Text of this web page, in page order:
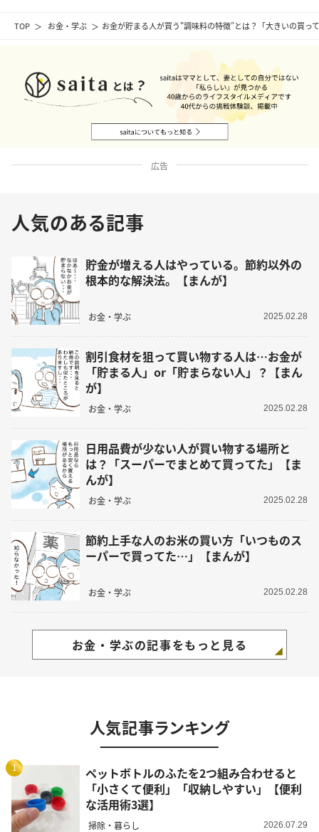
TOP お金・学ぶ お金が貯まる人が買う"調味料の特徴”とは？「大きいの買
広告
人気のある記事
貯金が増える人はやっている。節約以外の
根本的な解決法。【まんが】
お金・学ぶ 2025.02.28
割引食材を狙って買い物する人は…お金が
「貯まる人」or「貯まらない人」？【まん
が】
お金・学ぶ 2025.02.28
日用品費が少ない人が買い物する場所と
は？「スーパーでまとめて買ってた」【ま
んが】
お金・学ぶ 2025.02.28
節約上手な人のお米の買い方「いつものス
ーパーで買ってた…」【まんが】
お金・学ぶ 2025.02.28
お金・学ぶの記事をもっと見る
人気記事ランキング
1
ペットボトルのふたを2つ組み合わせると
「小さくて便利」「収納しやすい」【便利
な活用術3選】
掃除・暮らし 2026.07.29